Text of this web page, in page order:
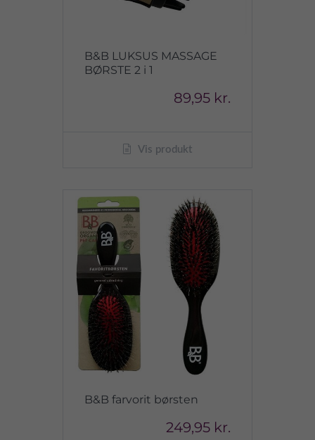
B&B LUKSUS MASSAGE
BØRSTE 2 i 1
89,95 kr.
Vis produkt
B&B farvorit børsten
249,95 kr.